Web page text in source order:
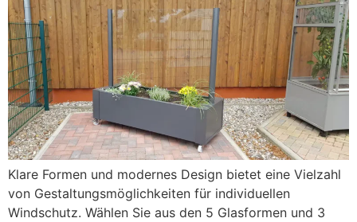
Klare Formen und modernes Design bietet eine Vielzahl
von Gestaltungsmöglichkeiten für individuellen
Windschutz. Wählen Sie aus den 5 Glasformen und 3